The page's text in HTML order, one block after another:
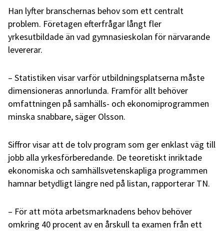
Han lyfter branschernas behov som ett centralt
problem. Företagen efterfrågar långt fler
yrkesutbildade än vad gymnasieskolan för närvarande
levererar.
– Statistiken visar varför utbildningsplatserna måste
dimensioneras annorlunda. Framför allt behöver
omfattningen på samhälls- och ekonomiprogrammen
minska snabbare, säger Olsson.
Siffror visar att de tolv program som ger enklast väg till
jobb alla yrkesförberedande. De teoretiskt inriktade
ekonomiska och samhällsvetenskapliga programmen
hamnar betydligt längre ned på listan, rapporterar TN.
– För att möta arbetsmarknadens behov behöver
omkring 40 procent av en årskull ta examen från ett